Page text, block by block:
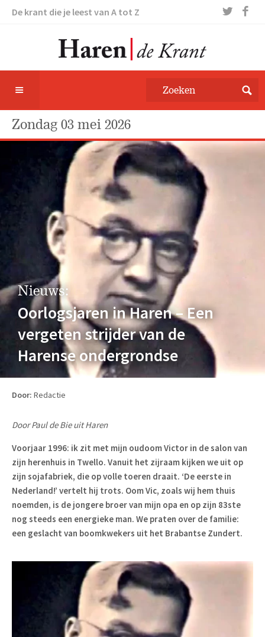
De krant die je leest van A tot Z
zondag 03 mei 2026
Nieuws:
Oorlogsjaren in Haren – Een
vergeten strijder van de
Harense ondergrondse
Door: Redactie
Door Paul de Bie uit Haren
Voorjaar 1996: ik zit met mijn oudoom Victor in de salon van
zijn herenhuis in Twello. Vanuit het zijraam kijken we uit op
zijn sojafabriek, die op volle toeren draait. ‘De eerste in
Nederland!’ vertelt hij trots. Oom Vic, zoals wij hem thuis
noemden, is de jongere broer van mijn opa en op zijn 83ste
nog steeds een energieke man. We praten over de familie:
een geslacht van boomkwekers uit het Brabantse Zundert.